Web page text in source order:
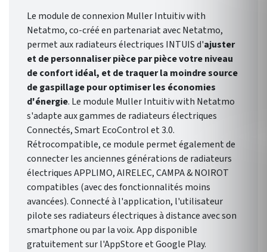
Le module de connexion Muller Intuitiv with
Netatmo, co-créé en partenariat avec Netatmo,
permet aux radiateurs électriques INTUIS d'ajuster
et de personnaliser pièce par pièce votre niveau
de confort idéal, et de traquer la moindre source
de gaspillage pour optimiser les économies
d'énergie. Le module Muller Intuitiv with Netatmo
s'adapte aux gammes de radiateurs électriques
Connectés, Smart EcoControl et 3.0.
Rétrocompatible, ce module permet également de
connecter les anciennes générations de radiateurs
électriques APPLIMO, AIRELEC, CAMPA & NOIROT
compatibles (avec des fonctionnalités moins
avancées). Connecté à l'application, l'utilisateur
pilote ses radiateurs électriques à distance avec son
smartphone ou par la voix. App disponible
gratuitement sur l'AppStore et Google Play.